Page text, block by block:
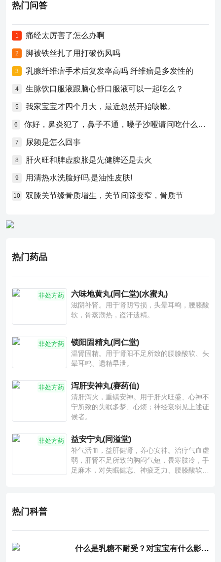
热门问答
1 痛经太厉害了怎么办啊
2 脚被铁丝扎了用打破伤风吗
3 乳腺纤维瘤手术后复发率高吗 纤维瘤是多发性的
4 生脉饮口服液跟脑心舒口服液可以一起吃么？
5 我家宝宝才四个月大，最近忽然开始咳嗽。
6 你好，鼻炎犯了，鼻子不通，嗓子沙哑请问吃什么药比较好？
7 尿频是怎么回事
8 肝火旺和脾虚腹胀是先健脾还是去火
9 用清热水洗脸好吗,是油性皮肤!
10 双膝关节缘骨质增生，关节间隙变窄，骨质节
热门药品
非处方药 六味地黄丸(同仁堂)(水蜜丸)
滋阴补肾。用于肾阴亏损，头晕耳鸣，腰膝酸
软，骨蒸潮热，盗汗遗精。
非处方药 锁阳固精丸(同仁堂)
温肾固精。用于肾阳不足所致的腰膝酸软、头
晕耳鸣、遗精早泄。
非处方药 泻肝安神丸(赛药仙)
清肝泻火，重镇安神。用于肝火旺盛、心神不
宁所致的失眠多梦、心烦；神经衰弱见上述证
候者。
非处方药 益安宁丸(同溢堂)
补气活血，益肝健肾，养心安神。治疗气血虚
弱，肝肾不足所致的胸闷气短，畏寒肢冷，手
足麻木，对失眠健忘、神疲乏力、腰膝酸软也
热门科普
什么是乳糖不耐受？对宝宝有什么影响？